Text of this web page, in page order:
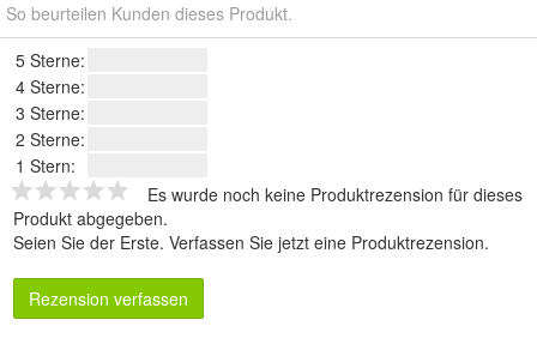
So beurteilen Kunden dieses Produkt.
5 Sterne:
4 Sterne:
3 Sterne:
2 Sterne:
1 Stern:
Es wurde noch keine Produktrezension für dieses
Produkt abgegeben.
Seien Sie der Erste. Verfassen Sie jetzt eine Produktrezension.
Rezension verfassen